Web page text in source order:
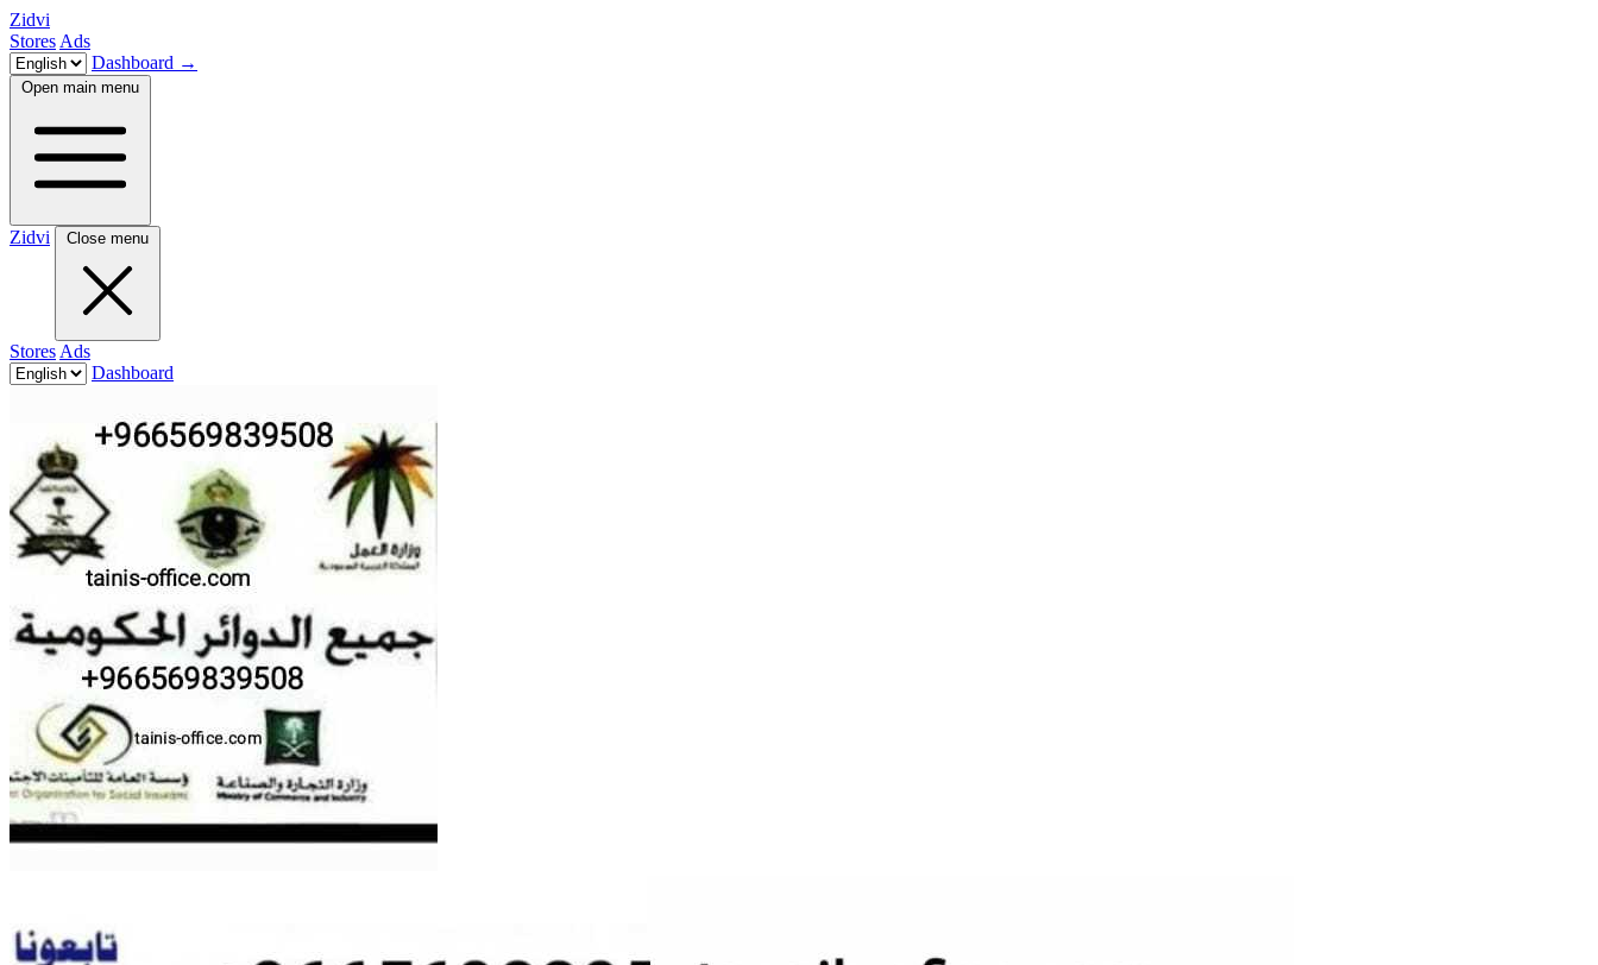
Zidvi
Stores Ads
Dashboard →
Open main menu
Zidvi Close menu
Stores Ads
Dashboard